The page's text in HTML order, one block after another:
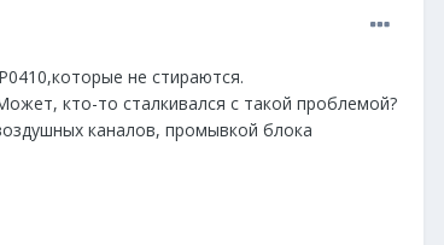
не стираются.
кто-то сталкивался с такой проблемой?
каналов, промывкой блока